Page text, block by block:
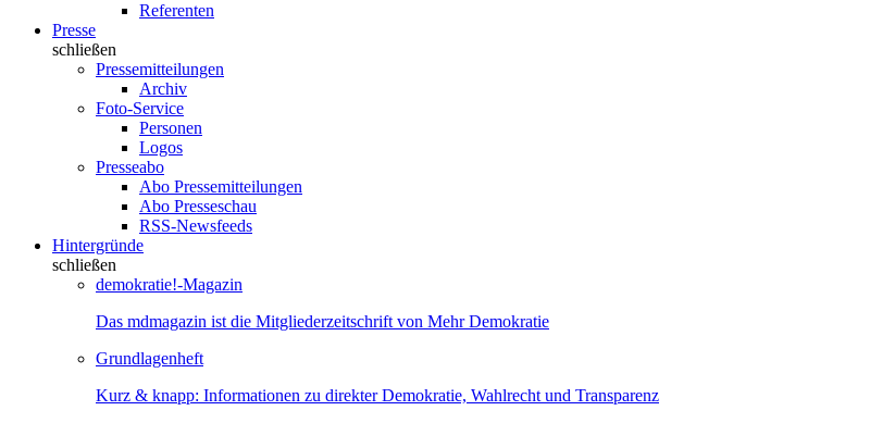
Referenten
Presse
schließen
Pressemitteilungen
Archiv
Foto-Service
Personen
Logos
Presseabo
Abo Pressemitteilungen
Abo Presseschau
RSS-Newsfeeds
Hintergründe
schließen
demokratie!-Magazin
Das mdmagazin ist die Mitgliederzeitschrift von Mehr Demokratie
Grundlagenheft
Kurz & knapp: Informationen zu direkter Demokratie, Wahlrecht und Transparenz